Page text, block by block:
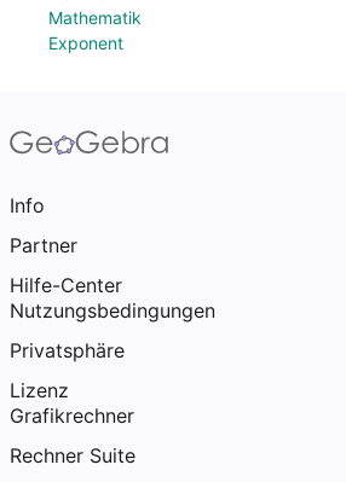
Mathematik
Exponent
Info
Partner
Hilfe-Center
Nutzungsbedingungen
Privatsphäre
Lizenz
Grafikrechner
Rechner Suite